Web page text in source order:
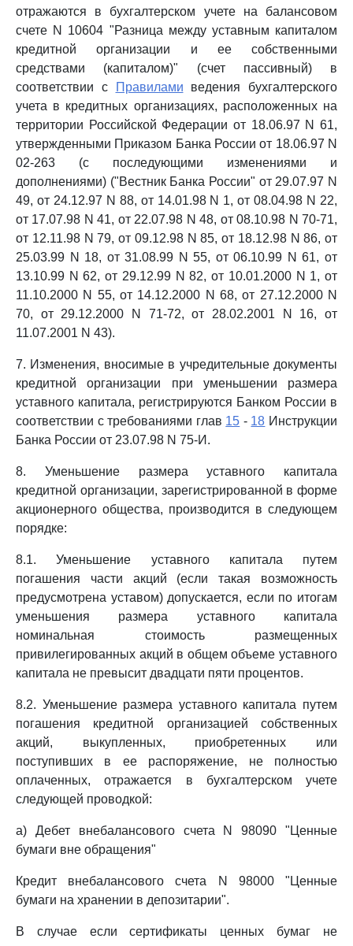
отражаются в бухгалтерском учете на балансовом
счете N 10604 "Разница между уставным капиталом
кредитной организации и ее собственными
средствами (капиталом)" (счет пассивный) в
соответствии с
Правилами ведения бухгалтерского
учета в кредитных организациях, расположенных на
территории Российской Федерации от 18.06.97 N 61,
утвержденными Приказом Банка России от 18.06.97 N
02-263 (с последующими изменениями и
дополнениями) ("Вестник Банка России" от 29.07.97 N
49, от 24.12.97 N 88, от 14.01.98 N 1, от 08.04.98 N 22,
от 17.07.98 N 41, от 22.07.98 N 48, от 08.10.98 N 70-71,
от 12.11.98 N 79, от 09.12.98 N 85, от 18.12.98 N 86, от
25.03.99 N 18, от 31.08.99 N 55, от 06.10.99 N 61, от
13.10.99 N 62, от 29.12.99 N 82, от 10.01.2000 N 1, от
11.10.2000 N 55, от 14.12.2000 N 68, от 27.12.2000 N
70, от 29.12.2000 N 71-72, от 28.02.2001 N 16, от
11.07.2001 N 43).
7. Изменения, вносимые в учредительные документы
кредитной организации при уменьшении размера
уставного капитала, регистрируются Банком России в
соответствии с требованиями глав 15 - 18 Инструкции
Банка России от 23.07.98 N 75-И.
8. Уменьшение размера уставного капитала
кредитной организации, зарегистрированной в форме
акционерного общества, производится в следующем
порядке:
8.1. Уменьшение уставного капитала путем
погашения части акций (если такая возможность
предусмотрена уставом) допускается, если по итогам
уменьшения размера уставного капитала
номинальная стоимость размещенных
привилегированных акций в общем объеме уставного
капитала не превысит двадцати пяти процентов.
8.2. Уменьшение размера уставного капитала путем
погашения кредитной организацией собственных
акций, выкупленных, приобретенных или
поступивших в ее распоряжение, не полностью
оплаченных, отражается в бухгалтерском учете
следующей проводкой:
а) Дебет внебалансового счета N 98090 "Ценные
бумаги вне обращения"
Кредит внебалансового счета N 98000 "Ценные
бумаги на хранении в депозитарии".
В случае если сертификаты ценных бумаг не